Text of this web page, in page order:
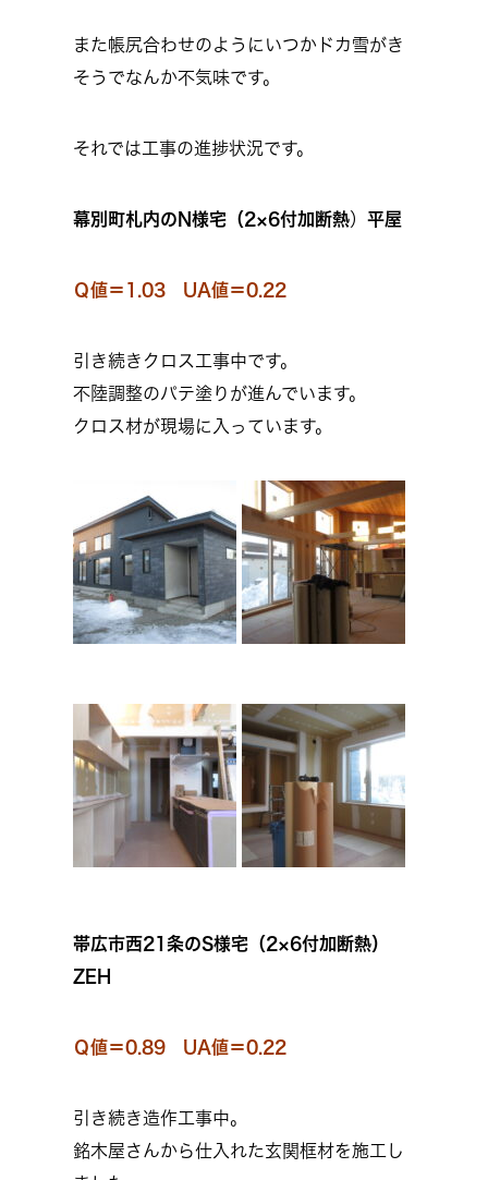
また帳尻合わせのようにいつかドカ雪がき
そうでなんか不気味です。
それでは工事の進捗状況です。
幕別町札内のN様宅（2×6付加断熱） 平屋
Ｑ値＝1.03 UA値＝0.22
引き続きクロス工事中です。
不陸調整のパテ塗りが進んでいます。
クロス材が現場に入っています。
帯広市西21条のS様宅（2×6付加断熱）
ZEH
Ｑ値＝0.89 UA値＝0.22
引き続き造作工事中。
銘木屋さんから仕入れた玄関框材を施工し